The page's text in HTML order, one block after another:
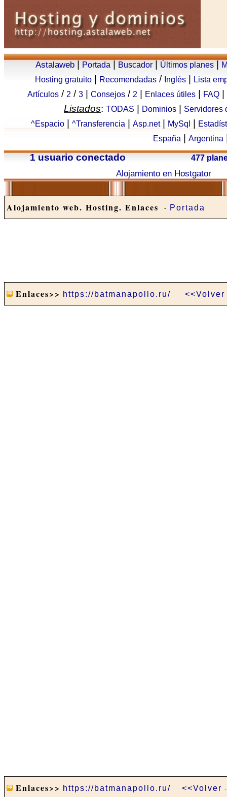
Astalaweb Portada Buscador Últimos planes
Hosting gratuito
Recomendadas / Inglés
Lista
Artículos / 2 / 3 Consejos / 2 Enlaces útiles FAQ
Listados: TODAS Dominios
Servidores
^Espacio
^Transferencia Asp.net| MySql
España
Argentina
1 usuario conectado
477
Alojamiento en Hostgator
Alojamiento web. Hosting. Enlaces - Portada
Enlaces>> https://batmanapollo.ru/ <<Volver
Enlaces>> https://batmanapollo.ru/ <<Volver